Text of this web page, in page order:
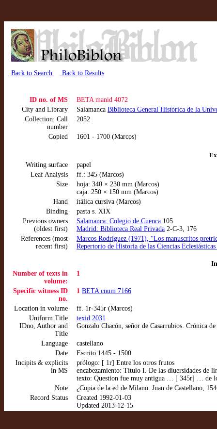
Back to Search Back to Results
ID no. of MS
BETA manid 4072
City and Library
Salamanca Biblioteca General Histórica de la
Collection: Call
number
2052
Copied 1601 - 1700 (Marcos)
Writing surface
papel
Leaf Analysis
ff.: 345 (Marcos)
Size
hoja: 340 × 230 mm (Marcos)
caja: 250 × 150 mm (Marcos)
Hand
itálica cursiva (Marcos)
Binding
pasta s. XIX
Previous owners
(oldest first)
Salamanca: Colegio de Cuenca 105
Madrid: Biblioteca Real Privada 2-C-3, 176
References (most
recent first)
Marcos Rodríguez (1971), “Los manuscritos
Repertorio de Historia de las Ciencias Eclesiásticas
Number of texts in
volume:
1
Specific witness ID
no.
1 BETA cnum 7166
Location in volume
ff. 1r-345r (Marcos)
Uniform Title
IDno, Author and
Title
texid 2031
Gonzalo Chacón, señor de Casarrubios. Crónica
Language
castellano
Date
Escrito 1445 - 1500
Incipits & explicits
in MS
prólogo: [ 1r] Entre los otros frutos
encabezamiento: Titulo I. De las diuersidades de
texto: Question fue muy antigua … [ 345r] … de lo
Note
¿Copia de la ed de Milano: Juan de Castellano,
Record Status
Created 1992-01-03
Updated 2013-12-15